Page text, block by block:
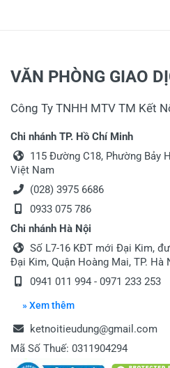
VĂN PHÒNG GIAO
Công Ty TNHH MTV TM Kết
Chi nhánh TP. Hồ Chí Minh
115 Đường C18, Phường Bảy
Việt Nam
(028) 3975 6686
0933 075 786
Chi nhánh Hà Nội
Số L7-16 KĐT mới Đại Kim,
Đại Kim, Quận Hoàng Mai, TP. Hà
0941 011 994 - 0971 233 253
» Xem thêm
ketnoitieudung@gmail.com
Mã Số Thuế: 0311904294